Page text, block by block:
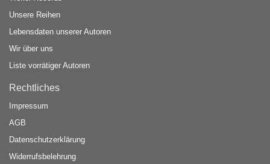
Unsere Reihen
Lebensdaten unserer Autoren
Wir über uns
Liste vorrätiger Autoren
Rechtliches
Impressum
AGB
Datenschutzerklärung
Widerrufsbelehrung